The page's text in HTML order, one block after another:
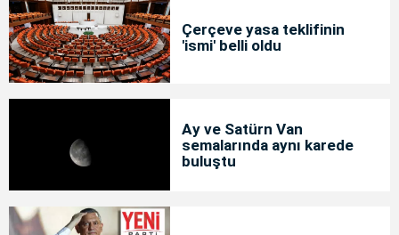
Çerçeve yasa teklifinin
'ismi' belli oldu
Ay ve Satürn Van
semalarında aynı karede
buluştu